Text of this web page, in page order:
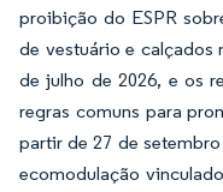
proibição do ESPR
de vestuário e calçados
de julho de 2026, e os
regras comuns para
partir de 27 de
ecomodulação